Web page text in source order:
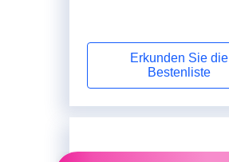
Erkunden Sie die
Bestenliste